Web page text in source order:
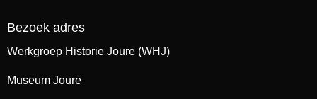
Bezoek adres
Werkgroep Historie Joure (WHJ)
Museum Joure